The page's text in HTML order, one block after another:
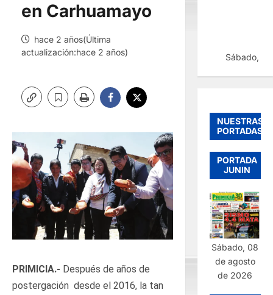
en Carhuamayo
hace 2 años(Última
actualización:hace 2 años)
PRIMICIA.- Después de años de
postergación desde el 2016, la tan
Sábado,
NUESTRAS
PORTADAS
PORTADA
JUNIN
Sábado, 08
de agosto
de 2026